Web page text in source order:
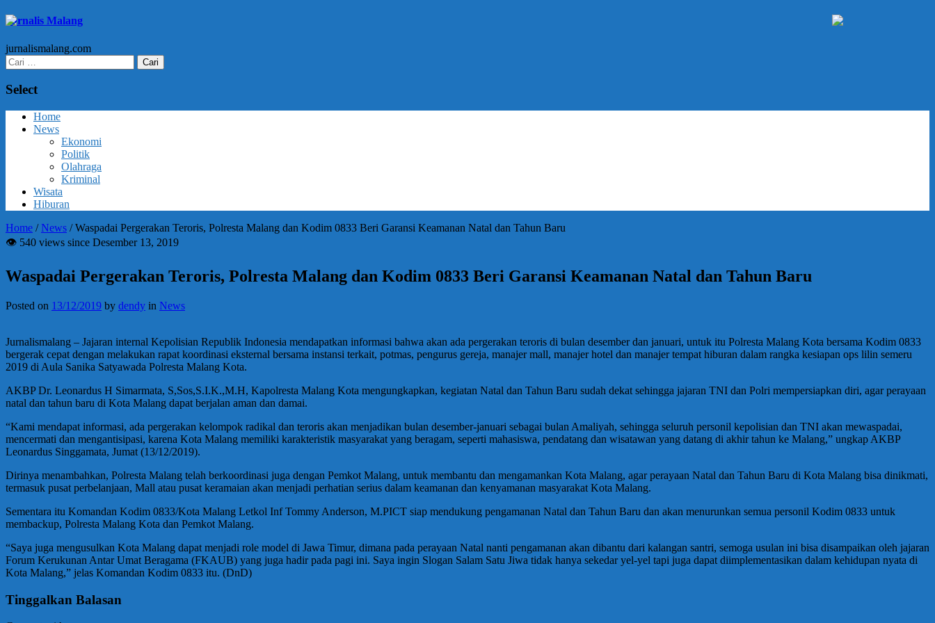
Jurnalis Malang
jurnalismalang.com
Cari
untuk:
Select
Home
News
Ekonomi
Politik
Olahraga
Kriminal
Wisata
Hiburan
Home /News /Waspadai Pergerakan Teroris, Polresta Malang dan Kodim 0833 Beri Garansi Keamanan Natal dan Tahun Baru
👁 540 views since Desember 13, 2019
Waspadai Pergerakan Teroris, Polresta Malang dan Kodim 0833 Beri Garansi Keamanan Natal dan Tahun Baru
Posted on 13/12/2019 by dendy in News
Jurnalismalang – Jajaran internal Kepolisian Republik Indonesia mendapatkan informasi bahwa akan ada pergerakan teroris di bulan desember dan januari, untuk itu Polresta Malang Kota bersama Kodim 0833
bergerak cepat dengan melakukan rapat koordinasi eksternal bersama instansi terkait, potmas, pengurus gereja, manajer mall, manajer hotel dan manajer tempat hiburan dalam rangka kesiapan ops lilin semeru
2019 di Aula Sanika Satyawada Polresta Malang Kota.
AKBP Dr. Leonardus H Simarmata, S,Sos,S.I.K.,M.H, Kapolresta Malang Kota mengungkapkan, kegiatan Natal dan Tahun Baru sudah dekat sehingga jajaran TNI dan Polri mempersiapkan diri, agar perayaan
natal dan tahun baru di Kota Malang dapat berjalan aman dan damai.
“Kami mendapat informasi, ada pergerakan kelompok radikal dan teroris akan menjadikan bulan desember-januari sebagai bulan Amaliyah, sehingga seluruh personil kepolisian dan TNI akan mewaspadai,
mencermati dan mengantisipasi, karena Kota Malang memiliki karakteristik masyarakat yang beragam, seperti mahasiswa, pendatang dan wisatawan yang datang di akhir tahun ke Malang,” ungkap AKBP
Leonardus Singgamata, Jumat (13/12/2019).
Dirinya menambahkan, Polresta Malang telah berkoordinasi juga dengan Pemkot Malang, untuk membantu dan mengamankan Kota Malang, agar perayaan Natal dan Tahun Baru di Kota Malang bisa dinikmati,
termasuk pusat perbelanjaan, Mall atau pusat keramaian akan menjadi perhatian serius dalam keamanan dan kenyamanan masyarakat Kota Malang.
Sementara itu Komandan Kodim 0833/Kota Malang Letkol Inf Tommy Anderson, M.PICT siap mendukung pengamanan Natal dan Tahun Baru dan akan menurunkan semua personil Kodim 0833 untuk
membackup, Polresta Malang Kota dan Pemkot Malang.
“Saya juga mengusulkan Kota Malang dapat menjadi role model di Jawa Timur, dimana pada perayaan Natal nanti pengamanan akan dibantu dari kalangan santri, semoga usulan ini bisa disampaikan oleh jajaran
Forum Kerukunan Antar Umat Beragama (FKAUB) yang juga hadir pada pagi ini. Saya ingin Slogan Salam Satu Jiwa tidak hanya sekedar yel-yel tapi juga dapat diimplementasikan dalam kehidupan nyata di
Kota Malang,” jelas Komandan Kodim 0833 itu. (DnD)
Tinggalkan Balasan